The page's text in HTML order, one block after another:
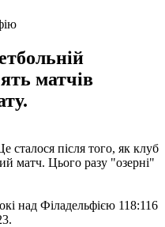
матчів
сталося після того, як клуб
матч. Цього разу "озерні"
над Філадельфією 118:116